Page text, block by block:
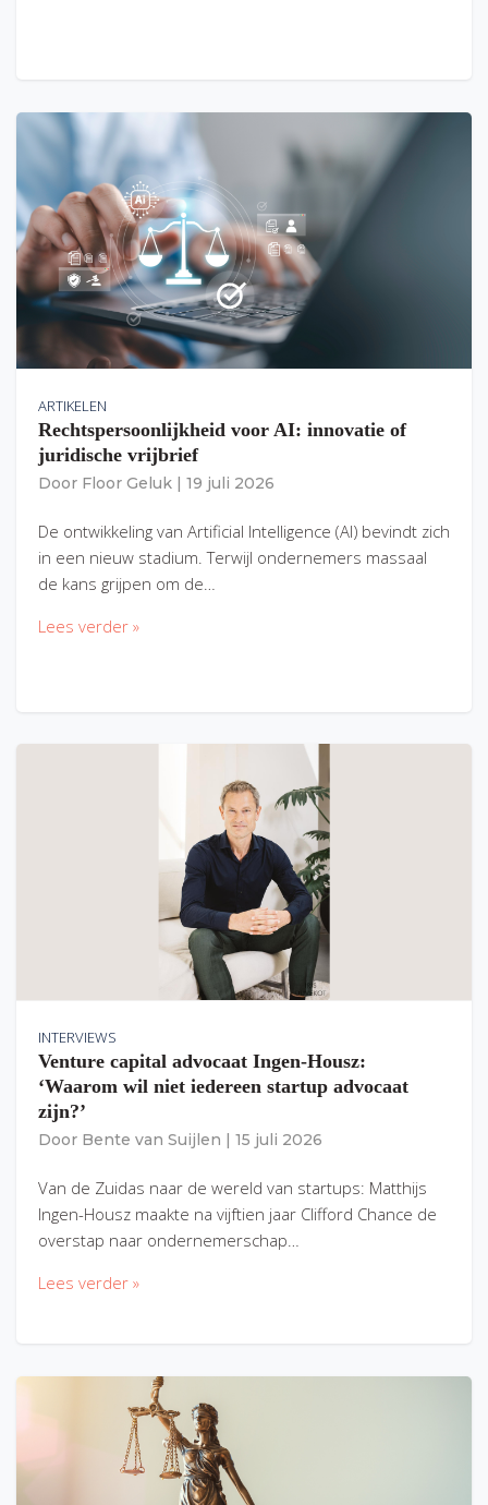
ARTIKELEN
Rechtspersoonlijkheid voor AI: innovatie of
juridische vrijbrief
Door Floor Geluk 19 juli 2026
De ontwikkeling van Artificial Intelligence (AI) bevindt zich
in een nieuw stadium. Terwijl ondernemers massaal
de kans grijpen om de…
Lees verder »
INTERVIEWS
Venture capital advocaat Ingen-Housz:
‘Waarom wil niet iedereen startup advocaat
zijn?’
Door Bente van Suijlen 15 juli 2026
Van de Zuidas naar de wereld van startups: Matthijs
Ingen-Housz maakte na vijftien jaar Clifford Chance de
overstap naar ondernemerschap…
Lees verder »